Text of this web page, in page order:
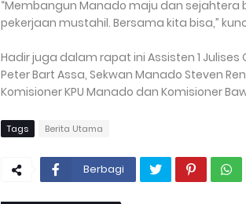
“Membangun Manado maju dan sejahtera
pekerjaan mustahil. Bersama kita bisa,”
Hadir juga dalam rapat ini Assisten 1 Julises
Peter Bart Assa, Sekwan Manado Steven
Komisioner KPU Manado dan Komisioner
Tags Berita Utama
Berbagi